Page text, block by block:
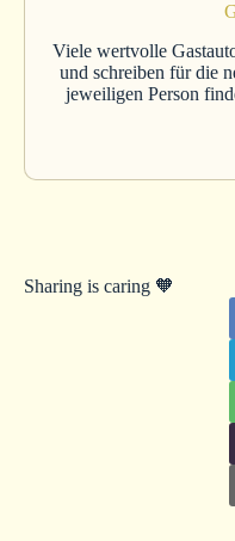
Sharing is caring 🧡
Viele wertvolle
und schreiben für die
jeweiligen Person